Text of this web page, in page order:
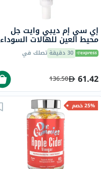
إي سي إم ديبي وايت جل
محيط العين للهالات السوداء
والانتفاخ 15 مل
30 دقيقة تصلك في
61.42
136.50
25% خصم